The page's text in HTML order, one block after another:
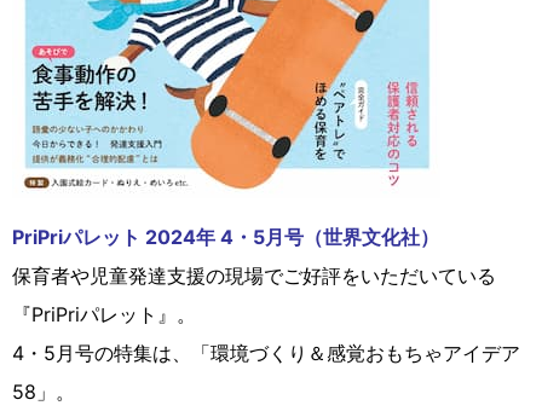
PriPriパレット 2024年 4・5月号（世界文化社）
保育者や児童発達支援の現場でご好評をいただいている
『PriPriパレット』。
4・5月号の特集は、「環境づくり＆感覚おもちゃアイデア
58」。